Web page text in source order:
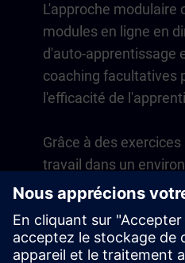
L'approche modulaire
modules en ligne en
d'auto-apprentissage
coaching facultatives
l'efficacité de
Grâce à des
travail dans un
développez des
L'apprentissage se
cours avec un